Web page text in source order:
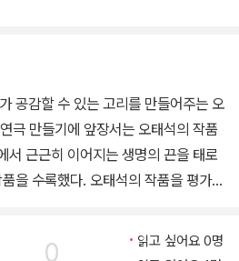
천년준비위원회 위원으로 활동중이다.
세기를 빛낸 한국의 예술인으로 꼽혔
는 <유다여 닭이 울기 전에>, <자전
에 몸을 던졌는가>, <환절기>, <초분
공감할 수 있는 고리를 만들어주는 오
태석의 작품을 평가하
극도로 절제된 언어로 시적인 분위기
주의 작품에 많이 벗어나려 노력한 흔
0
읽고 싶어요 0명